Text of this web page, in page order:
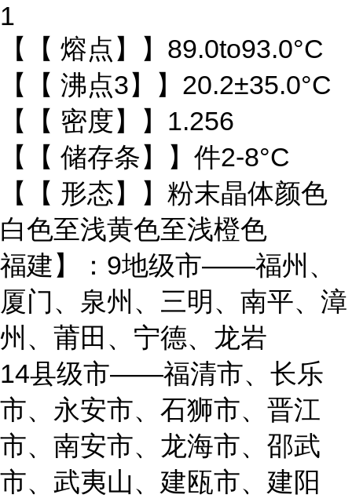
1
【【 熔点】】89.0to93.0°C
【【 沸点3】】20.2±35.0°C
【【 密度】】1.256
【【 储存条】】件2-8°C
【【 形态】】粉末晶体颜色
白色至浅黄色至浅橙色
福建】：9地级市——福州、
厦门、泉州、三明、南平、漳
州、莆田、宁德、龙岩
14县级市——福清市、长乐
市、永安市、石狮市、晋江
市、南安市、龙海市、邵武
市、武夷山、建瓯市、建阳